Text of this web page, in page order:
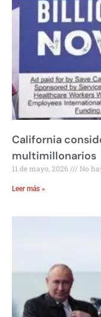
California
multimillonarios
11 de mayo, 2026 No
Leer más »